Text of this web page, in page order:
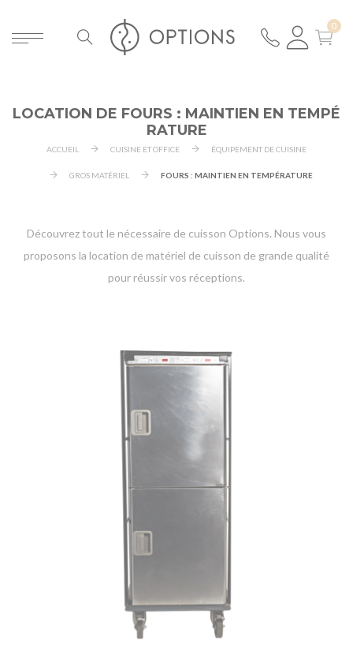
LOCATION DE FOURS : MAINTIEN EN TEMPÉ
RATURE
ACCUEIL CUISINE ET OFFICE ÉQUIPEMENT DE CUISINE
GROS MATÉRIEL FOURS : MAINTIEN EN TEMPÉRATURE
Découvrez tout le nécessaire de cuisson Options. Nous vous
proposons la location de matériel de cuisson de grande qualité
pour réussir vos réceptions.